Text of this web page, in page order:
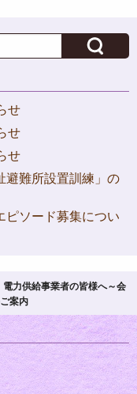
せ
せ
せ
避難所設置訓練」の
ピソード募集につい
電力供給事業者の皆様へ～会
案内